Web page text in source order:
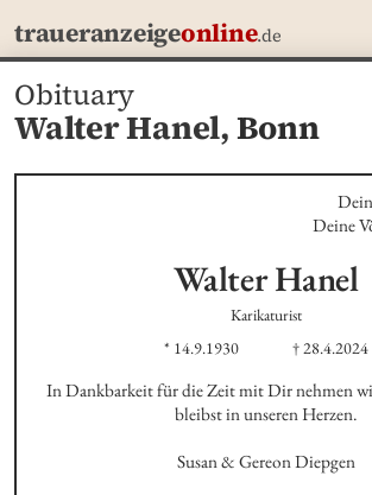
traueranzeigeonline.de
Obituary
Walter Hanel,Bonn
Deine
Walter Hanel
Karikaturist
* 14.9.1930
† 28.4.2024
In Dankbarkeit für die Zeit mit Dir nehmen
bleibst in unseren Herzen.
Susan & Gereon Diepgen